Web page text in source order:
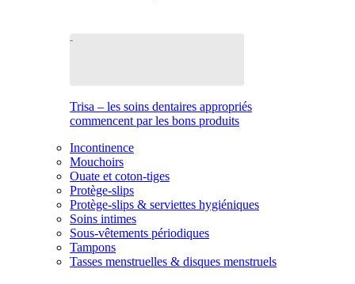
Trisa – les soins dentaires appropriés
commencent par les bons produits
Incontinence
Mouchoirs
Ouate et coton-tiges
Protège-slips
Protège-slips & serviettes hygiéniques
Soins intimes
Sous-vêtements périodiques
Tampons
Tasses menstruelles & disques menstruels